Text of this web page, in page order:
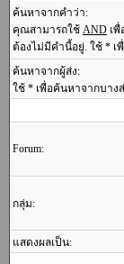
ค้นหาจากคำว่า:
คุณสามารถใช้ AND เ
ต้องไม่มีคำนี้อยู่. ใช้ * เ
ค้นหาจากผู้ส่ง:
ใช้ * เพื่อค้นหาจากบาง
Forum:
กลุ่ม:
แสดงผลเป็น: